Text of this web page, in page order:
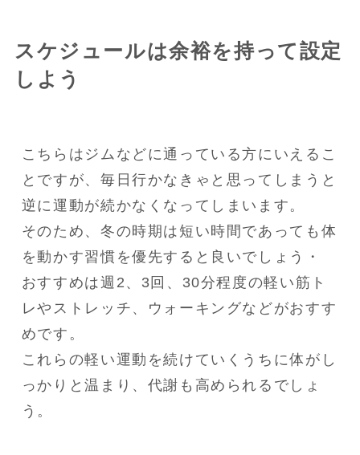
スケジュールは余裕を持って設定
しよう
こちらはジムなどに通っている方にいえるこ
とですが、毎日行かなきゃと思ってしまうと
逆に運動が続かなくなってしまいます。
そのため、冬の時期は短い時間であっても体
を動かす習慣を優先すると良いでしょう・
おすすめは週2、3回、30分程度の軽い筋ト
レやストレッチ、ウォーキングなどがおすす
めです。
これらの軽い運動を続けていくうちに体がし
っかりと温まり、代謝も高められるでしょ
う。